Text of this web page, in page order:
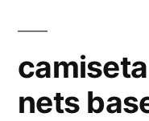
nets